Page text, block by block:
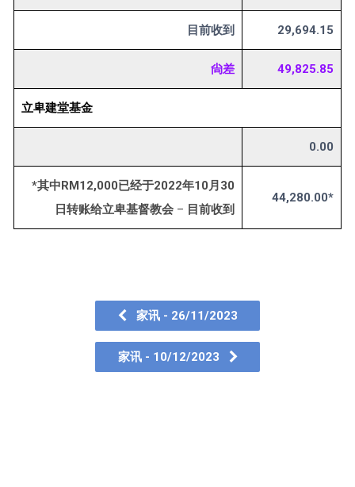
目前收到 29,694.15
尙差 49,825.85
立卑建堂基金
0.00
*其中RM12,000已经于2022年10月30
日转账给立卑基督教会 – 目前收到
44,280.00*
家讯 - 26/11/2023
家讯 - 10/12/2023